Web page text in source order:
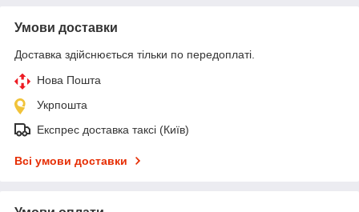
Умови доставки
Доставка здійснюється тільки по передоплаті.
Нова Пошта
Укрпошта
Експрес доставка таксі (Київ)
Всі умови доставки